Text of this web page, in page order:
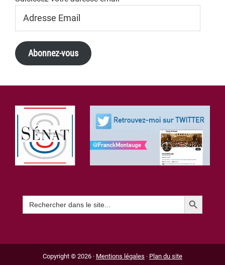
Email
Abonnez-vous
Footer
Search
for:
Search Button
Copyright © 2026 · Mentions légales · Plan du site